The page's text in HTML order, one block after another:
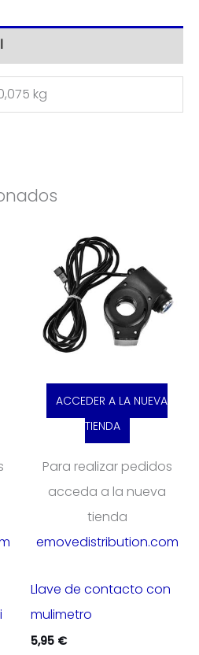
kg
ACCEDER A LA NUEVA
TIENDA
Para realizar pedidos
acceda a la nueva
tienda
emovedistribution.com
Llave de contacto con
mulimetro
5,95 €